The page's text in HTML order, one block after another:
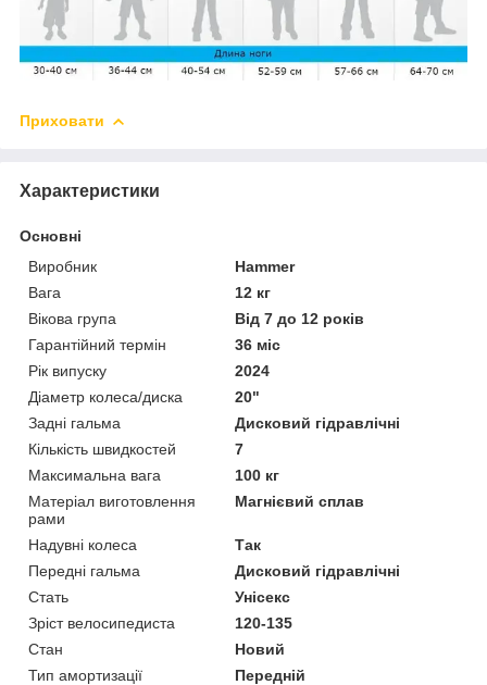
Приховати
Характеристики
Основні
Виробник
Hammer
Вага
12 кг
Вікова група
Від 7 до 12 років
Гарантійний термін
36 міс
Рік випуску
2024
Діаметр колеса/диска
20"
Задні гальма
Дисковий гідравлічні
Кількість швидкостей
7
Максимальна вага
100 кг
Матеріал виготовлення
рами
Магнієвий сплав
Надувні колеса
Так
Передні гальма
Дисковий гідравлічні
Стать
Унісекс
Зріст велосипедиста
120-135
Стан
Новий
Тип амортизації
Передній